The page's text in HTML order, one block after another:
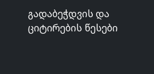
გადაბეჭდვის და
ციტირების წესები